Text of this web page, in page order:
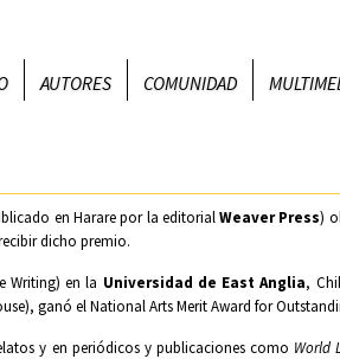
AUTORES COMUNIDAD
en Harare por la editorialWeaver Press)
dicho premio.
Writing) en la Universidad de East Anglia,
), ganó el National Arts Merit Award for
y en periódicos y publicaciones como World